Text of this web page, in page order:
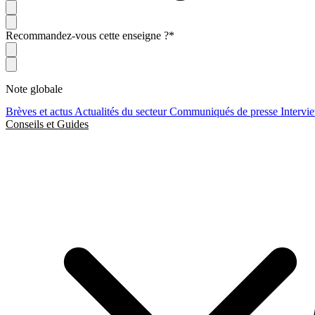
Brèves et actus Actualités du secteurCommuniqués de presse
Conseils et Guides
Recommandez-vous cette enseigne ?*
Note globale